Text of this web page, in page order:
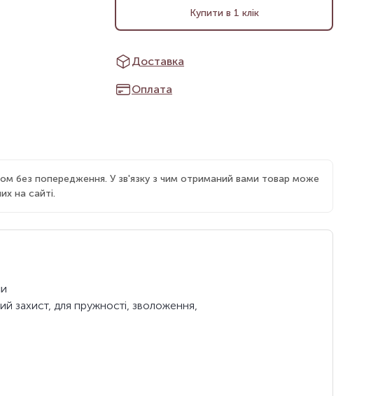
Купити в 1 клік
Доставка
Оплата
без попередження. У зв'язку з чим отриманий вами товар може
на сайті.
захист, для пружності, зволоження,